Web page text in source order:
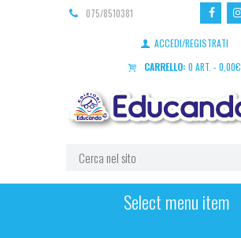
075/8510381
ACCEDI/REGISTRATI
CARRELLO: 0 ART. - 0,00€
Select menu item